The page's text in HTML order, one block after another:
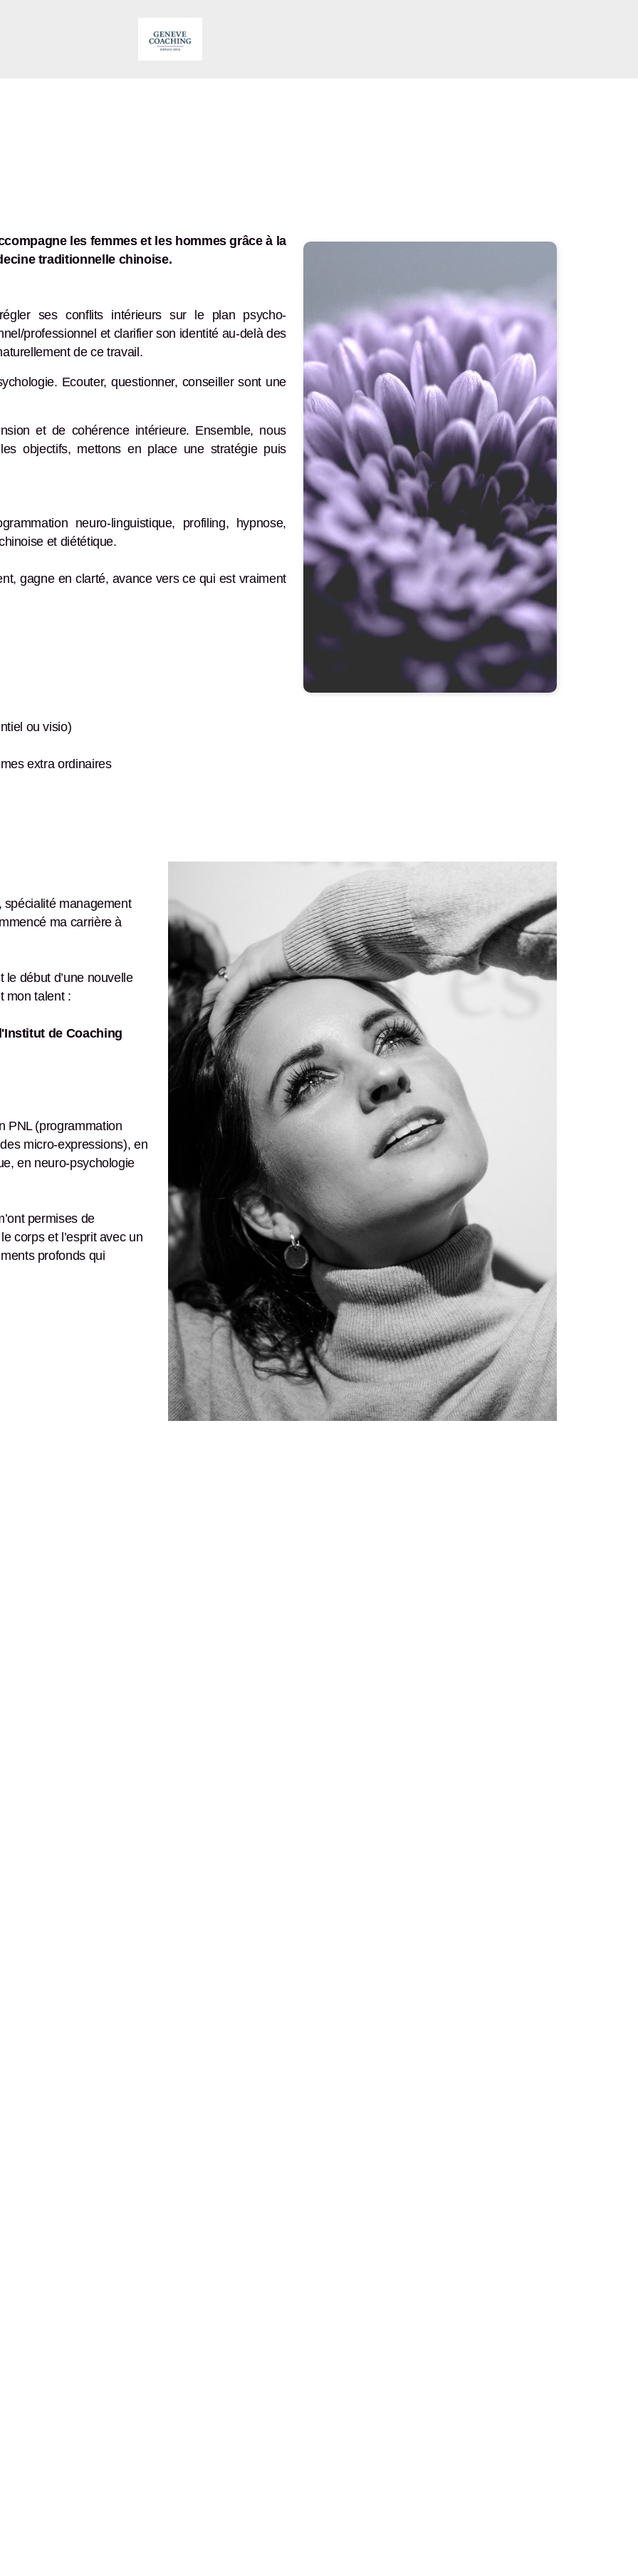
les femmes et les hommes grâce à la
traditionnelle chinoise.
ses conflits intérieurs sur le plan psycho-
professionnel et clarifier son identité au-delà des
de ce travail.
Ecouter, questionner, conseiller sont une
et de cohérence intérieure. Ensemble, nous
objectifs, mettons en place une stratégie puis
neuro-linguistique, profiling, hypnose,
et diététique.
gagne en clarté, avance vers ce qui est vraiment
ou visio)
extra ordinaires
spécialité management
ma carrière à
début d’une nouvelle
mon talent :
de Coaching
PNL (programmation
micro-expressions), en
en neuro-psychologie
permises de
corps et l’esprit avec un
profonds qui